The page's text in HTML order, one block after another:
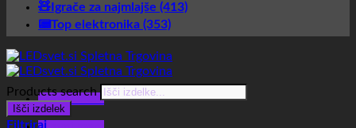
🧸Igrače za najmlajše (413)
📟Top elektronika (353)
Glavni meni
Products search
Išči izdelek
Filtriraj